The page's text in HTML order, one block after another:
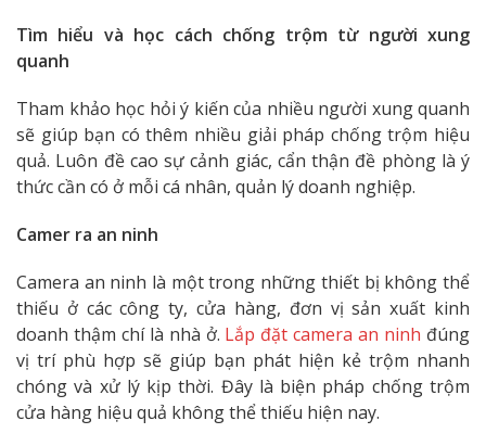
Tìm hiểu và học cách chống trộm từ người xung
quanh
Tham khảo học hỏi ý kiến của nhiều người xung quanh
sẽ giúp bạn có thêm nhiều giải pháp chống trộm hiệu
quả. Luôn đề cao sự cảnh giác, cẩn thận đề phòng là ý
thức cần có ở mỗi cá nhân, quản lý doanh nghiệp.
Camer ra an ninh
Camera an ninh là một trong những thiết bị không thể
thiếu ở các công ty, cửa hàng, đơn vị sản xuất kinh
doanh thậm chí là nhà ở. Lắp đặt camera an ninh đúng
vị trí phù hợp sẽ giúp bạn phát hiện kẻ trộm nhanh
chóng và xử lý kịp thời. Đây là biện pháp chống trộm
cửa hàng hiệu quả không thể thiếu hiện nay.